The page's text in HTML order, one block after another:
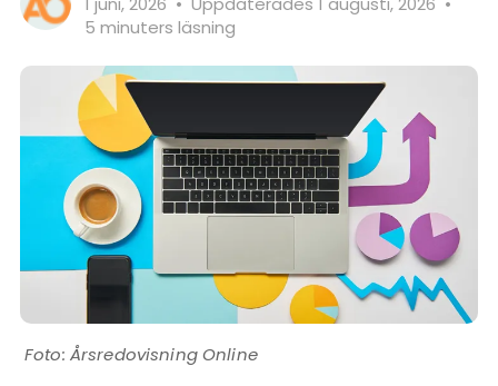
5 minuters läsning
Årsredovisning Online